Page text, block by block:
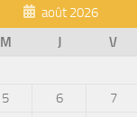
août 2026
M J V
5 6 7